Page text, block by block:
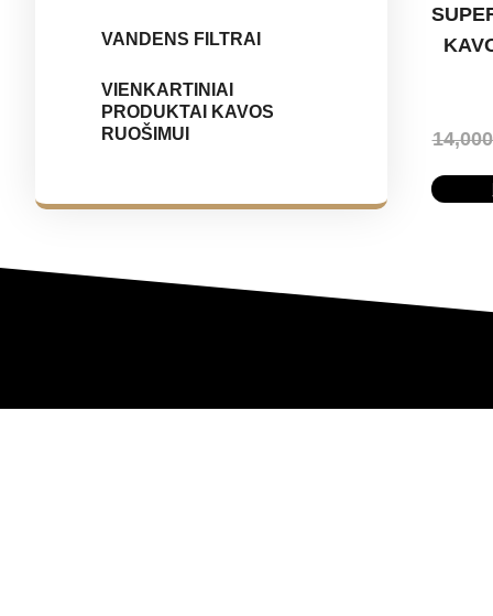
VANDENS FILTRAI
VIENKARTINIAI
PRODUKTAI KAVOS
RUOŠIMUI